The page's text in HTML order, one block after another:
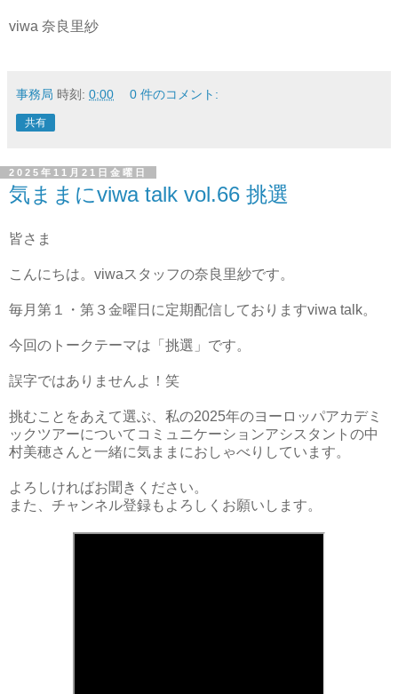
viwa 奈良里紗
事務局 時刻: 0:00 0 件のコメント:
共有
2025年11月21日金曜日
気ままにviwa talk vol.66 挑選
皆さま
こんにちは。viwaスタッフの奈良里紗です。
毎月第１・第３金曜日に定期配信しておりますviwa talk。
今回のトークテーマは「挑選」です。
誤字ではありませんよ！笑
挑むことをあえて選ぶ、私の2025年のヨーロッパアカデミ
ックツアーについてコミュニケーションアシスタントの中
村美穂さんと一緒に気ままにおしゃべりしています。
よろしければお聞きください。
また、チャンネル登録もよろしくお願いします。